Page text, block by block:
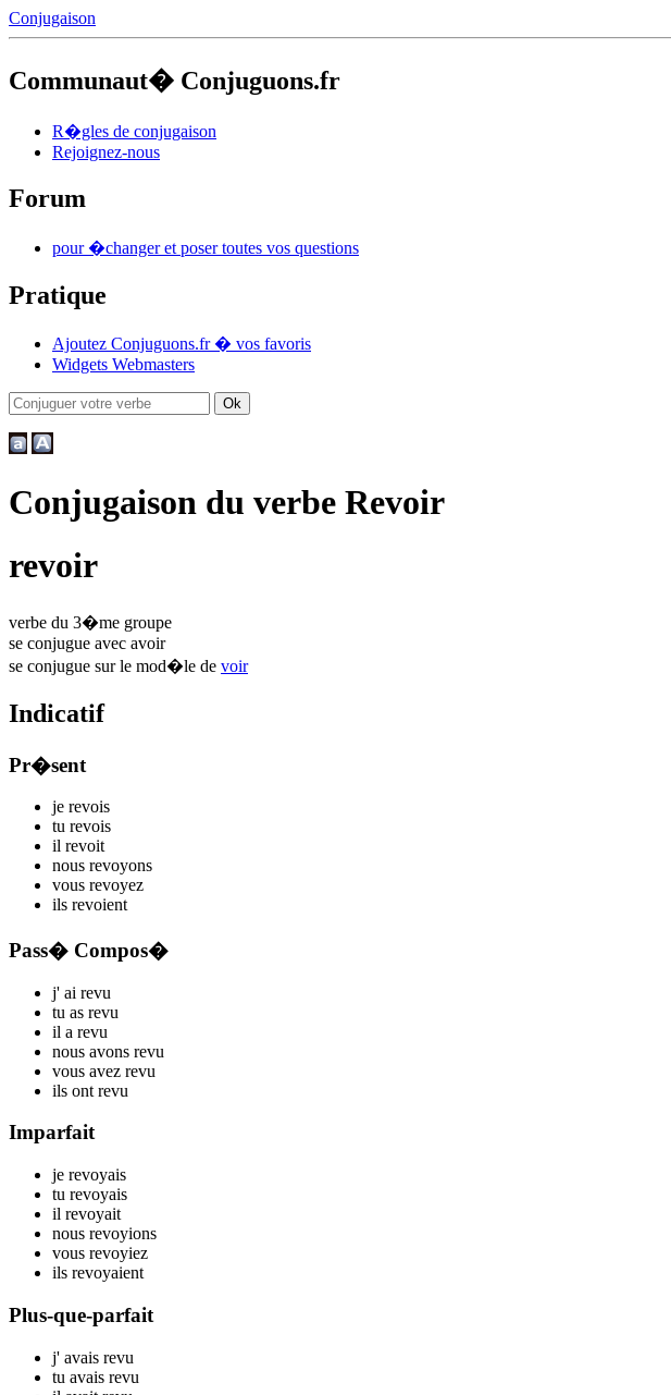
Conjugaison
Communaut� Conjuguons.fr
R�gles de conjugaison
Rejoignez-nous
Forum
pour �changer et poser toutes vos questions
Pratique
Ajoutez Conjuguons.fr � vos favoris
Widgets Webmasters
Conjugaison du verbe Revoir
revoir
verbe du 3�me groupe
se conjugue avec avoir
se conjugue sur le mod�le de voir
Indicatif
Pr�sent
je revois
tu revois
il revoit
nous revoyons
vous revoyez
ils revoient
Pass� Compos�
j' ai revu
tu as revu
il a revu
nous avons revu
vous avez revu
ils ont revu
Imparfait
je revoyais
tu revoyais
il revoyait
nous revoyions
vous revoyiez
ils revoyaient
Plus-que-parfait
j' avais revu
tu avais revu